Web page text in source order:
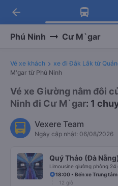
Tải app
Nhận ưu đãi
Tải app Vexere
-30k/ghế khi đặt
arrow_back
Phú Ninh Cư M`gar
Vé xe khách xe đi Đắk Lắk từ
M'gar từ Phú Ninh
Vé xe Giường nằm đôi
Ninh đi Cư M`gar: 1
Vexere Team
Ngày cập nhật: 06/08/2026
Quý Thảo (Đà
Limousine giường phòng 24
18:00 • Bến xe Trung
12 giờ